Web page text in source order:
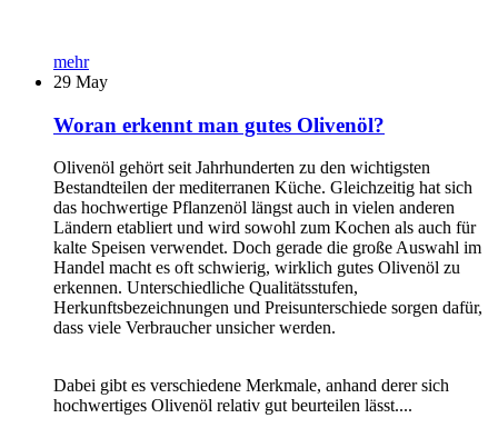
mehr
29 May
Woran erkennt man gutes Olivenöl?
Olivenöl gehört seit Jahrhunderten zu den wichtigsten
Bestandteilen der mediterranen Küche. Gleichzeitig hat sich
das hochwertige Pflanzenöl längst auch in vielen anderen
Ländern etabliert und wird sowohl zum Kochen als auch für
kalte Speisen verwendet. Doch gerade die große Auswahl im
Handel macht es oft schwierig, wirklich gutes Olivenöl zu
erkennen. Unterschiedliche Qualitätsstufen,
Herkunftsbezeichnungen und Preisunterschiede sorgen dafür,
dass viele Verbraucher unsicher werden.
Dabei gibt es verschiedene Merkmale, anhand derer sich
hochwertiges Olivenöl relativ gut beurteilen lässt....